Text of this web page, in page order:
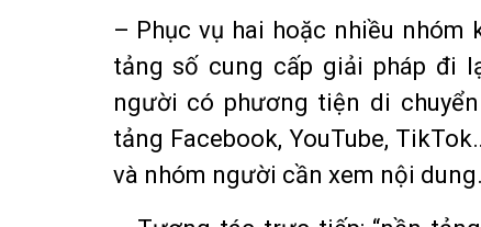
– Phục vụ hai hoặc nhiều nhóm
tảng số cung cấp giải pháp đi
người có phương tiện di
tảng Facebook, YouTube,
và nhóm người cần xem nội